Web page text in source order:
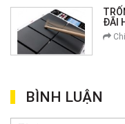
ĐÃI
BÌNH LUẬN